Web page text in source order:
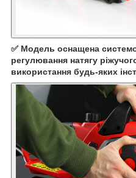
✅ Модель оснащена
регулювання натягу
використання будь-яких